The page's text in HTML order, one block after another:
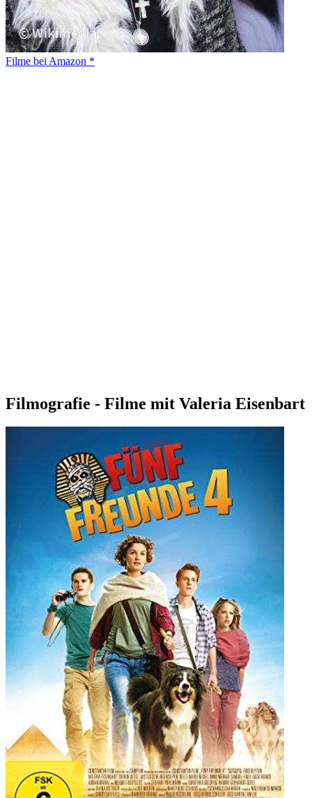
Filme bei Amazon *
Filmografie - Filme mit Valeria Eisenbart